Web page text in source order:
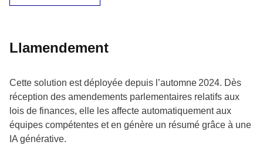
Llamendement
Cette solution est déployée depuis l’automne 2024. Dès
réception des amendements parlementaires relatifs aux
lois de finances, elle les affecte automatiquement aux
équipes compétentes et en génère un résumé grâce à une
IA générative.